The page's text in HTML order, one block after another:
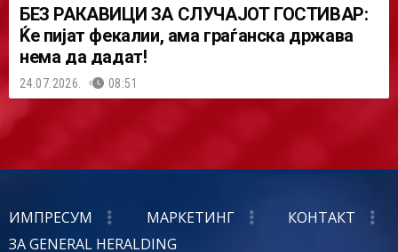
БЕЗ РАКАВИЦИ ЗА СЛУЧАЈОТ ГОСТИВАР:
Ќе пијат фекалии, ама граѓанска држава
нема да дадат!
24.07.2026. 08:51
ИМПРЕСУМ МАРКЕТИНГ
КОНТАКТ
ЗА GENERAL HERALDING